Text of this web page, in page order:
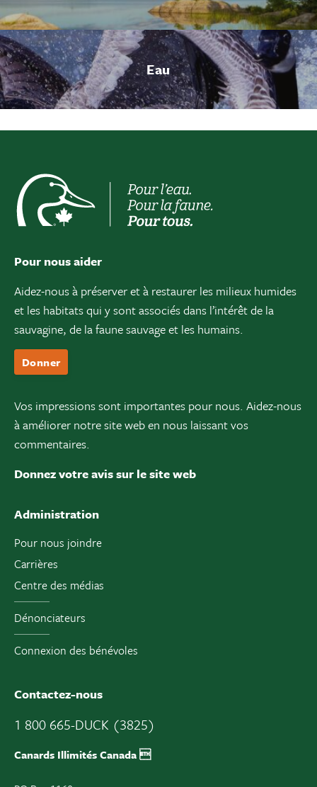
Eau
Pour nous aider
Aidez-nous à préserver et à restaurer les milieux humides
et les habitats qui y sont associés dans l’intérêt de la
sauvagine, de la faune sauvage et les humains.
Donner
Vos impressions sont importantes pour nous. Aidez-nous
à améliorer notre site web en nous laissant vos
commentaires.
Donnez votre avis sur le site web
Administration
Pour nous joindre
Carrières
Centre des médias
Dénonciateurs
Connexion des bénévoles
Contactez-nous
1 800 665-DUCK (3825)
Canards Illimités Canada 